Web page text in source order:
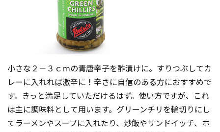
小さな２－３ｃｍの青唐辛子を酢漬けに。すりつぶしてカ
レーに入れれば激辛に！辛さに自信のある方におすすめで
す。きっと満足していただけるはず。使い方ですが、これ
は主に調味料として用います。グリーンチリを輪切りにし
てラーメンやスープに入れたり、炒飯やサンドイッチ、ホ